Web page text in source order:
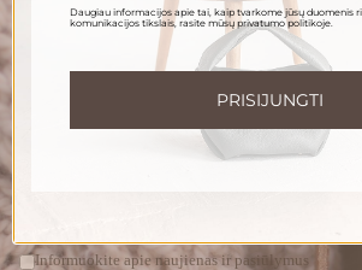
Prenumeruokite, susipažinkite su nauja
išskirtinius pasiūlymus tiesiai į savo pašto
Informuokite apie naujienas ir pasiūlymus
Daugiau informacijos apie tai, kaip tvarkome jūsų duomenis
komunikacijos tikslais, rasite mūsų privatumo politikoje.
PRISIJUNGTI